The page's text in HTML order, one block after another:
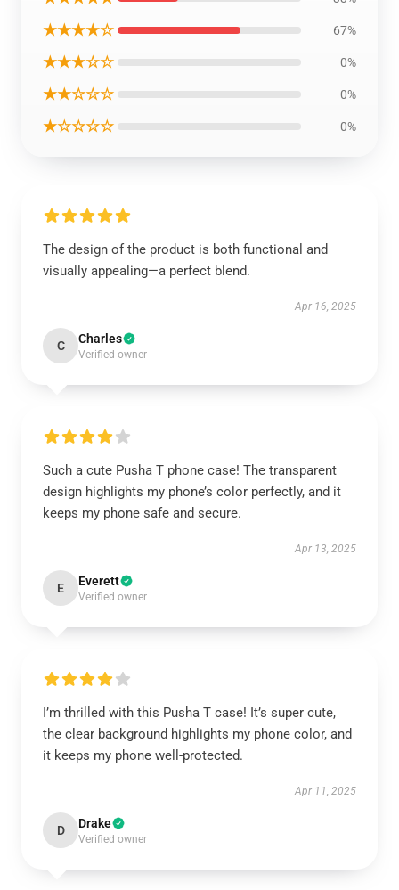
★★★★☆ 67%
★★★☆☆ 0%
★★☆☆☆ 0%
★☆☆☆☆ 0%
The design of the product is both functional and
visually appealing—a perfect blend.
Apr 16, 2025
C Charles
Verified owner
Such a cute Pusha T phone case! The transparent
design highlights my phone’s color perfectly, and it
keeps my phone safe and secure.
Apr 13, 2025
E Everett
Verified owner
I’m thrilled with this Pusha T case! It’s super cute,
the clear background highlights my phone color, and
it keeps my phone well-protected.
Apr 11, 2025
D Drake
Verified owner